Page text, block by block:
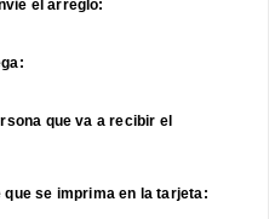
el arreglo:
que va a recibir el
que se imprima en la tarjeta: